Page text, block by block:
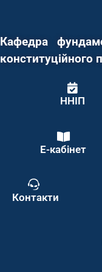
Кафедра
конституційного
ННІП
Е-кабінет
Контакти